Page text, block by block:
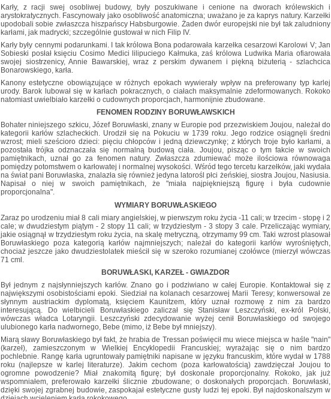
Karły, z racji swej osobliwej budowy, były poszukiwane i cenione na dworach królewskich i
arystokratycznych. Fascynowały jako osobliwość anatomiczna; uważano je za kaprys natury. Karzełki
upodobali sobie zwłaszcza hiszpańscy Habsburgowie. Żaden dwór europejski nie był tak zaludniony
karłami, jak madrycki; szczególnie gustował w nich Filip IV.
Karły były cennymi podarunkami. I tak królowa Bona podarowała karzełka cesarzowi Karolowi V; Jan
Sobieski posłał księciu Cosimo Medici lilipuciego Kałmuka, zaś królowa Ludwika Maria ofiarowała
swojej siostrzenicy, Annie Bawarskiej, wraz z perskim dywanem i piękną biżuterią - szlachcica
Bonarowskiego, karła.
Kanony estetyczne obowiązujące w różnych epokach wywierały wpływ na preferowany typ karlej
urody. Barok lubował się w karłach pokracznych, o ciałach maksymalnie zdeformowanych. Rokoko
natomiast uwielbiało karzełki o cudownych proporcjach, harmonijnie zbudowane.
FENOMEN RODZINY BORUWŁAWSKICH
Bohater niniejszego szkicu, Józef Boruwłaski, znany w Europie pod przezwiskiem Joujou, należał do
kategorii karłów szlacheckich. Urodził się na Pokuciu w 1739 roku. Jego rodzice osiągnęli średni
wzrost; mieli sześcioro dzieci: pięciu chłopców i jedną dziewczynkę; z których troje było karłami, a
pozostała trójka odznaczała się normalną budową ciała. Joujou, pisząc o tym fakcie w swoich
pamiętnikach, uznał go za fenomen natury. Zwłaszcza zdumiewać może ilościowa równowaga
pomiędzy potomstwem o karłowatej i normalnej wysokości. Wśród tego tercetu karzełków, jaki wydała
na świat pani Boruwłaska, znalazła się również jedyna latorośl płci żeńskiej, siostra Joujou, Nasiusia.
Napisał o niej w swoich pamiętnikach, że "miała najpiękniejszą figurę i była cudownie
proporcjonalna".
WYMIARY BORUWŁASKIEGO
Zaraz po urodzeniu miał 8 cali miary angielskiej, w pierwszym roku życia -11 cali; w trzecim - stopę i 2
cale; w dwudziestym piątym - 2 stopy 11 cali; w trzydziestym - 3 stopy 3 cale. Przeliczając wymiary,
jakie osiągnął w trzydziestym roku życia, na skalę metryczną, otrzymamy 99 cm. Taki wzrost plasował
Boruwłaskiego poza kategorią karłów najmniejszych; należał do kategorii karłów wyrośniętych,
chociaż jeszcze jako dwudziestolatek mieścił się w szeroko rozumianej czołówce (mierzył wówczas
71 cml.
BORUWŁASKI, KARZEŁ - GWIAZDOR
Był jednym z najsłynniejszych karłów. Znano go i podziwiano w całej Europie. Kontaktował się z
największymi osobistościami epoki. Siedział na kolanach cesarzowej Marii Teresy; konwersował ze
słynnym austriackim dyplomatą, księciem Kaunitzem, który uznał rozmowę z nim za bardzo
interesującą. Do wielbicieli Boruwłaskiego zaliczał się Stanisław Leszczyński, ex-król Polski,
wówczas władca Lotaryngii. Leszczyński zdecydowanie wyżej cenił Boruwłaskiego od swojego
ulubionego karła nadwornego, Bebe (mimo, iż Bebe był mniejszy).
Miarą sławy Boruwłaskiego był fakt, że hrabia de Tressan poświęcił mu wiece miejsca w haśle "nain"
(karzeł), zamieszczonym w Wielkiej Encyklopedii Francuskiej; wyrażając się o nim bardzo
pochlebnie. Rangę karła ugruntowały pamiętniki napisane w języku francuskim, które wydał w 1788
roku (najlepsze w karlej literaturze). Jakim cechom (poza karłowatością) zawdzięczał Joujou to
ogromne powodzenie? Miał znakomitą figurę; był doskonale proporcjonalny. Rokoko, jak już
wspomniałem, preferowało karzełki ślicznie zbudowane; o doskonałych proporcjach. Boruwłaski,
dzięki swojej zgrabnej budowie, zaspokajał estetyczne gusty ludzi tej epoki. Był najdoskonalszym w